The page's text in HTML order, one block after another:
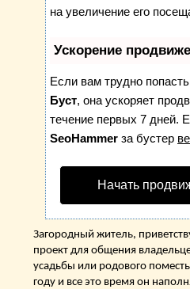
на увеличение его
Ускорение
Если вам трудно
Буст, она ускоряет
течение первых 7 дней.
SeoHammer за бустер
Начать
Загородный житель,
проект для общения
усадьбы или родового
году и все это время он